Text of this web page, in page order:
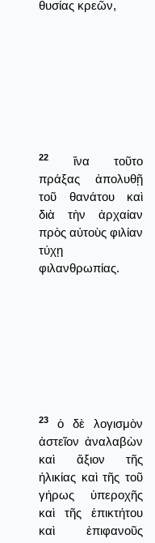
θυσίας κρεῶν,
22
ἵνα τοῦτο
πράξας ἀπολυθῇ
τοῦ θανάτου καὶ
διὰ τὴν ἀρχαίαν
πρὸς αὐτοὺς φιλίαν
τύχῃ
φιλανθρωπίας.
23
ὁ δὲ λογισμὸν
ἀστεῖον ἀναλαβὼν
καὶ ἄξιον τῆς
ἡλικίας καὶ τῆς τοῦ
γήρως ὑπεροχῆς
καὶ τῆς ἐπικτήτου
καὶ ἐπιφανοῦς